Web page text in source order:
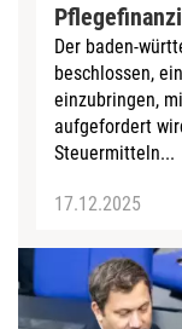
Der baden-
beschlossen,
einzubringen,
aufgefordert
Steuermitteln...
17.12.2025